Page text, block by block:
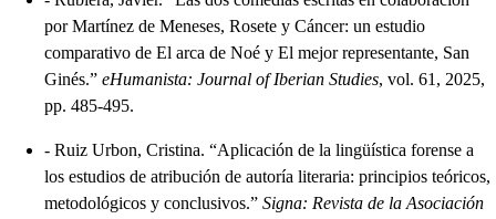
por Martínez de Meneses, Rosete y Cáncer: un estudio
comparativo de El arca de Noé y El mejor representante, San
Ginés.” eHumanista: Journal of Iberian Studies, vol. 61, 2025,
pp. 485-495.
- Ruiz Urbon, Cristina. “Aplicación de la lingüística forense a
los estudios de atribución de autoría literaria: principios teóricos,
metodológicos y conclusivos.” Signa: Revista de la Asociación